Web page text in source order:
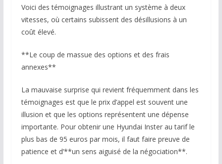
Voici des témoignages illustrant un système à deux
vitesses, où certains subissent des désillusions à un
coût élevé.
**Le coup de massue des options et des frais
annexes**
La mauvaise surprise qui revient fréquemment dans les
témoignages est que le prix d’appel est souvent une
illusion et que les options représentent une dépense
importante. Pour obtenir une Hyundai Inster au tarif le
plus bas de 95 euros par mois, il faut faire preuve de
patience et d’**un sens aiguisé de la négociation**.